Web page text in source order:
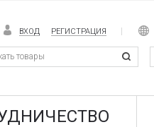
ВХОД РЕГИСТРАЦИЯ